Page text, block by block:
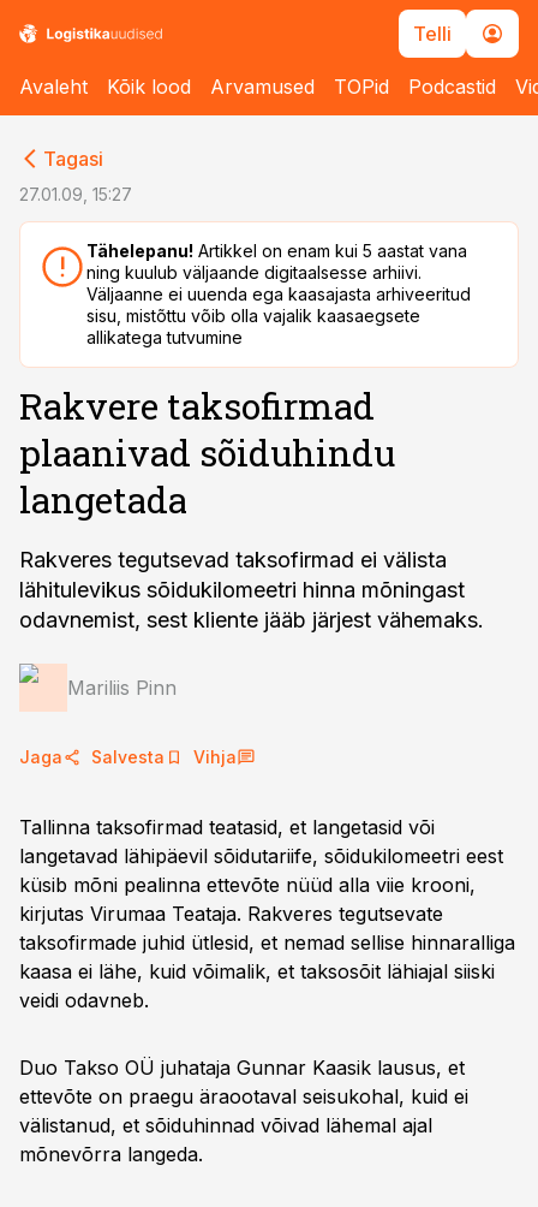
Telli
Avaleht Kõik lood Arvamused TOPid Podcastid
Tagasi
27.01.09, 15:27
Tähelepanu! Artikkel on enam kui 5 aastat vana
ning kuulub väljaande digitaalsesse arhiivi.
Väljaanne ei uuenda ega kaasajasta arhiveeritud
sisu, mistõttu võib olla vajalik kaasaegsete
allikatega tutvumine
Rakvere taksofirmad
plaanivad sõiduhindu
langetada
Rakveres tegutsevad taksofirmad ei välista
lähitulevikus sõidukilomeetri hinna mõningast
odavnemist, sest kliente jääb järjest vähemaks.
Mariliis Pinn
Jaga Salvesta Vihja
Tallinna taksofirmad teatasid, et langetasid või
langetavad lähipäevil sõidutariife, sõidukilomeetri eest
küsib mõni pealinna ettevõte nüüd alla viie krooni,
kirjutas Virumaa Teataja. Rakveres tegutsevate
taksofirmade juhid ütlesid, et nemad sellise hinnaralliga
kaasa ei lähe, kuid võimalik, et taksosõit lähiajal siiski
veidi odavneb.
Duo Takso OÜ juhataja Gunnar Kaasik lausus, et
ettevõte on praegu äraootaval seisukohal, kuid ei
välistanud, et sõiduhinnad võivad lähemal ajal
mõnevõrra langeda.